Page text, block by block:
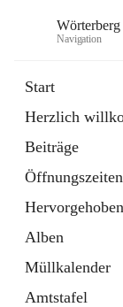
Wörterberg
Navigation
Start
Herzlich
Beiträge
Öffnungszeiten
Alben
Müllkalender
Amtstafel
5 Schnellzugriffe
Bürgerservice
9 Schnellzugriffe